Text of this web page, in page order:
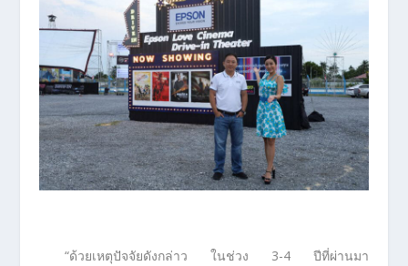
“ด้วยเหตุปัจจัยดังกล่าว ในช่วง 3-4 ปีที่ผ่านมา